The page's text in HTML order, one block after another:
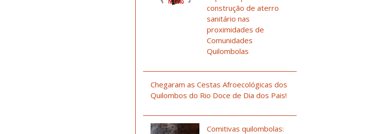
construção de aterro
sanitário nas
proximidades de
Comunidades
Quilombolas
Chegaram as Cestas Afroecológicas dos
Quilombos do Rio Doce de Dia dos Pais!
Comitivas quilombolas: